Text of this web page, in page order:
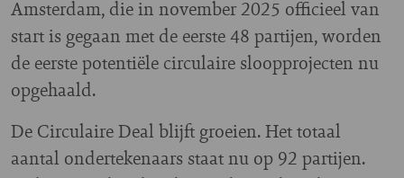
Amsterdam, die in november 2025 officieel van
start is gegaan met de eerste 48 partijen, worden
de eerste potentiële circulaire sloopprojecten nu
opgehaald.
De Circulaire Deal blijft groeien. Het totaal
aantal ondertekenaars staat nu op 92 partijen.